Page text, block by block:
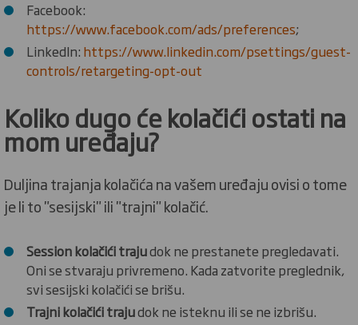
Facebook:
https://www.facebook.com/ads/preferences;
LinkedIn: https://www.linkedin.com/psettings/guest-
controls/retargeting-opt-out
Koliko dugo će kolačići ostati na
mom uređaju?
Duljina trajanja kolačića na vašem uređaju ovisi o tome
je li to "sesijski" ili "trajni" kolačić.
Session kolačići trajudok ne prestanete pregledavati.
Oni se stvaraju privremeno. Kada zatvorite preglednik,
svi sesijski kolačići se brišu.
Trajni kolačići trajudok ne isteknu ili se ne izbrišu.